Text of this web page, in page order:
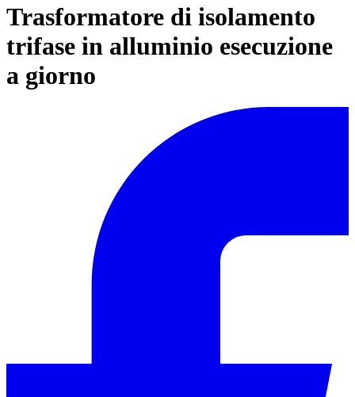
Trasformatore di isolamento
trifase in alluminio esecuzione
a giorno